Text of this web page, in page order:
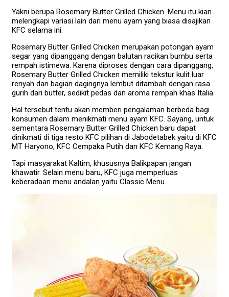
Yakni berupa Rosemary Butter Grilled Chicken. Menu itu kian
melengkapi variasi lain dari menu ayam yang biasa disajikan
KFC selama ini.
Rosemary Butter Grilled Chicken merupakan potongan ayam
segar yang dipanggang dengan balutan racikan bumbu serta
rempah istimewa. Karena diproses dengan cara dipanggang,
Rosemary Butter Grilled Chicken memiliki tekstur kulit luar
renyah dan bagian dagingnya lembut ditambah dengan rasa
gurih dari butter, sedikit pedas dan aroma rempah khas Italia.
Hal tersebut tentu akan memberi pengalaman berbeda bagi
konsumen dalam menikmati menu ayam KFC. Sayang, untuk
sementara Rosemary Butter Grilled Chicken baru dapat
dinikmati di tiga resto KFC pilihan di Jabodetabek yaitu di KFC
MT Haryono, KFC Cempaka Putih dan KFC Kemang Raya.
Tapi masyarakat Kaltim, khususnya Balikpapan jangan
khawatir. Selain menu baru, KFC juga memperluas
keberadaan menu andalan yaitu Classic Menu.